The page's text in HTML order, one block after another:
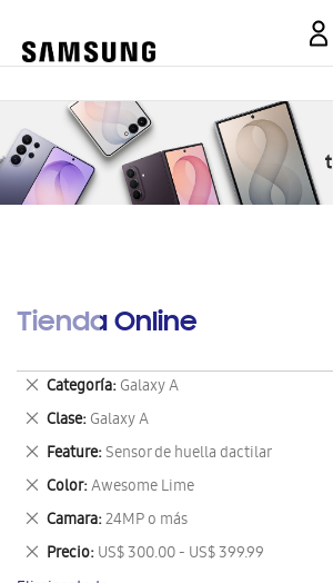
Tienda Online
Categoría Galaxy A
Eliminar
este
artículo
Clase Galaxy A
Eliminar
este
artículo
Feature Sensor de huella dactilar
Eliminar
este
artículo
Color Awesome Lime
Eliminar
este
artículo
Camara 24MP o más
Eliminar
este
artículo
Precio US$ 300.00 - US$ 399.99
Eliminar
este